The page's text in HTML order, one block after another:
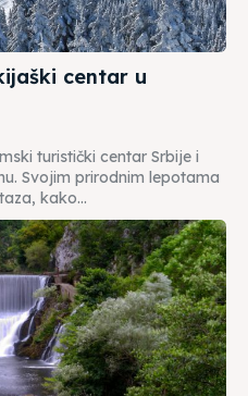
centar u
turistički centar Srbije i
Svojim prirodnim lepotama
kako...